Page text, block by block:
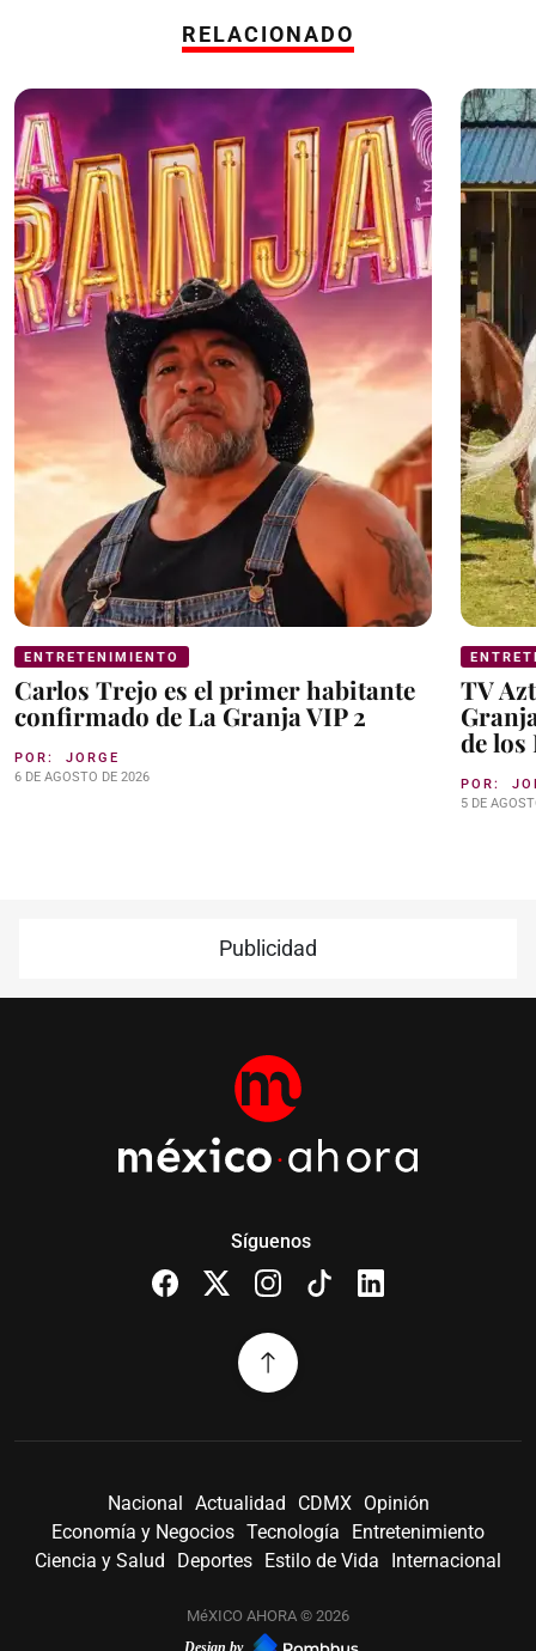
RELACIONADO
ENTRETENIMIENTO
Carlos Trejo es el primer habitante
confirmado de La Granja VIP 2
POR: JORGE
6 DE AGOSTO DE 2026
TV
de los
POR:
5 DE
Publicidad
Síguenos
Nacional Actualidad CDMX
Opinión
Economía y Negocios Tecnología
Entretenimiento
Ciencia y Salud
Deportes Estilo de Vida Internacional
MéXICO AHORA © 2026
Design by